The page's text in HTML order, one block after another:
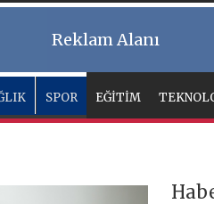
Reklam Alanı
SPOR EĞİTİM